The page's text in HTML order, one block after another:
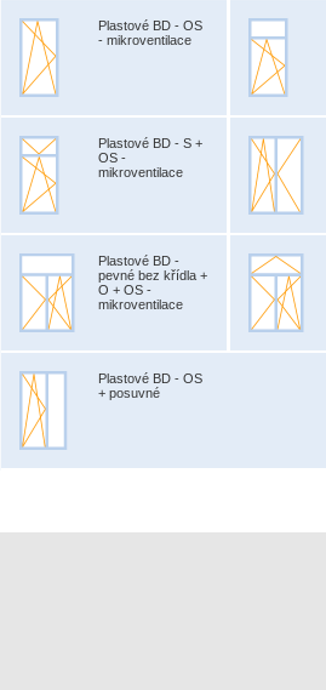
Plastové BD - OS
- mikroventilace
Plastové BD - S +
OS -
mikroventilace
Plastové BD -
pevné bez křídla +
O + OS -
mikroventilace
Plastové BD - OS
+ posuvné